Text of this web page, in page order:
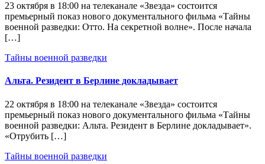
23 октября в 18:00 на телеканале «Звезда» состоится
премьерный показ нового документального фильма «Тайны
военной разведки: Отто. На секретной волне». После начала
[…]
Тайны военной разведки
Альта. Резидент в Берлине докладывает
22 октября в 18:00 на телеканале «Звезда» состоится
премьерный показ нового документального фильма «Тайны
военной разведки: Альта. Резидент в Берлине докладывает».
«Отрубить […]
Тайны военной разведки